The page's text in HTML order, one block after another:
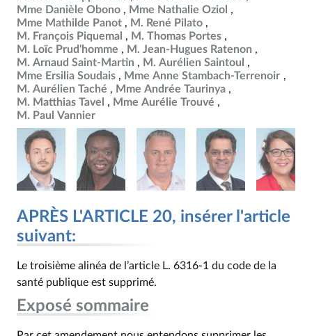
Mme Danièle Obono
Mme Nathalie Oziol
Mme Mathilde Panot
M. René Pilato
M. François Piquemal
M. Thomas Portes
M. Loïc Prud'homme
M. Jean-Hugues Ratenon
M. Arnaud Saint-Martin
M. Aurélien Saintoul
Mme Ersilia Soudais
Mme Anne Stambach-Terrenoir
M. Aurélien Taché
Mme Andrée Taurinya
M. Matthias Tavel
Mme Aurélie Trouvé
M. Paul Vannier
APRÈS L'ARTICLE 20, insérer l'article
suivant:
Le troisième alinéa de l’article L. 6316‑1 du code de la
santé publique est supprimé.
Exposé sommaire